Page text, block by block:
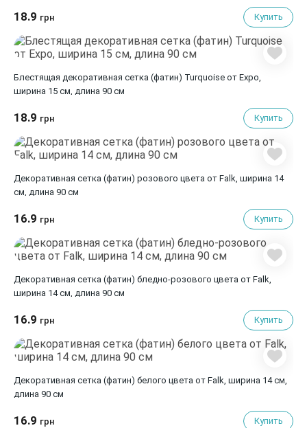
18.9 грн Купить
Блестящая декоративная сетка (фатин) Turquoise от Expo,
ширина 15 см, длина 90 см
18.9 грн Купить
Декоративная сетка (фатин) розового цвета от Falk, ширина 14
см, длина 90 см
16.9 грн Купить
Декоративная сетка (фатин) бледно-розового цвета от Falk,
ширина 14 см, длина 90 см
16.9 грн Купить
Декоративная сетка (фатин) белого цвета от Falk, ширина 14 см,
длина 90 см
16.9 грн Купить